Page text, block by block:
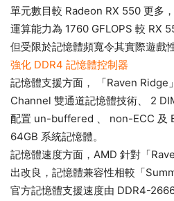
單元數目較 Radeon RX 550 更多
運算能力為 1760 GFLOPS 較 RX
但受限於記憶體頻寬令其實際遊戲
強化 DDR4 記憶體控制器
記憶體支援方面， 「Raven Ridge
Channel 雙通道記憶體技術、 2
配置 un-buffered 、 non-ECC 及
64GB 系統記憶體。
記憶體速度方面，AMD 針對「
出改良，記憶體兼容性相較「
官方記憶體支援速度由 DDR4-